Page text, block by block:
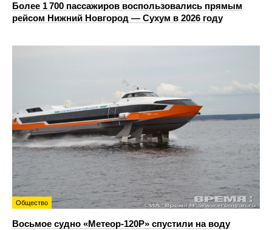
Более 1 700 пассажиров воспользовались прямым
рейсом Нижний Новгород — Сухум в 2026 году
Общество
Восьмое судно «Метеор-120Р» спустили на воду